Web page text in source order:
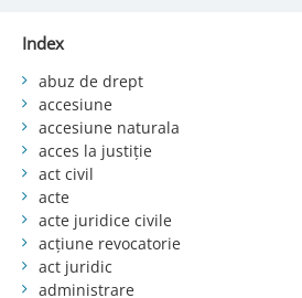
Index
abuz de drept
accesiune
accesiune naturala
acces la justiție
act civil
acte
acte juridice civile
acțiune revocatorie
act juridic
administrare